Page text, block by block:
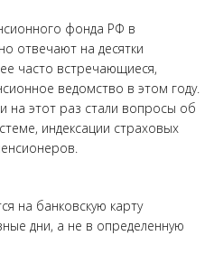
фонда РФ в
отвечают на десятки
часто встречающиеся,
ведомство в этом году.
этот раз стали вопросы об
индексации страховых
на банковскую карту
дни, а не в определенную